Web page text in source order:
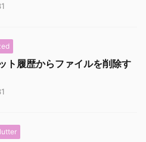
ト履歴からファイルを削除す